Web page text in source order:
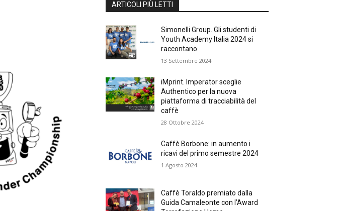
ARTICOLI PIÙ LETTI
Simonelli Group. Gli studenti di
Youth Academy Italia 2024 si
raccontano
13 Settembre 2024
iMprint. Imperator sceglie
Authentico per la nuova
piattaforma di tracciabilità del
caffè
28 Ottobre 2024
Caffè Borbone: in aumento i
ricavi del primo semestre 2024
1 Agosto 2024
Caffè Toraldo premiato dalla
Guida Camaleonte con l’Award